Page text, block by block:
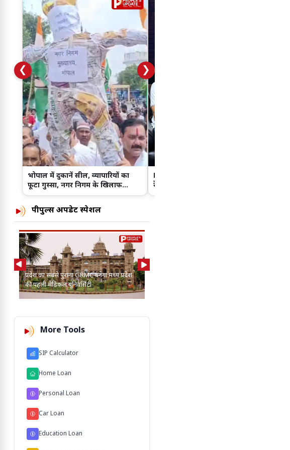
भोपाल में दुकानें सील, व्यापारियों का
फूटा गुस्सा, नगर निगम के खिलाफ
जोरदार प्रदर्शन
Mahabharata के भीम से WWE
रेसलर तक, जानिए Saurav Gurjar का
दमदार सफर
❮ ❯
पीपुल्स अपडेट स्पेशल
प्रदेश का सबसे पुराना GRMC बनेगा मध्य प्रदेश
की पहली मेडिकल यूनिवर्सिटी
More Tools
SIP Calculator
Home Loan
Personal Loan
Car Loan
Education Loan